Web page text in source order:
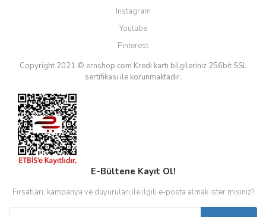
Instagram
Youtube
Pinterest
Copyright 2021 © ernshop.com Kredi kartı bilgileriniz 256bit SSL
sertifikası ile korunmaktadır.
E-Bültene Kayıt Ol!
Fırsatları, kampanya ve duyuruları ile ilgili e-posta almak ister misiniz?